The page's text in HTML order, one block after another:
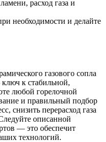
расход газа и
необходимости и делайте
газового сопла
к стабильной,
любой горелочной
и правильный подбор
снизить перерасход газа
описанной
— это обеспечит
технологий.